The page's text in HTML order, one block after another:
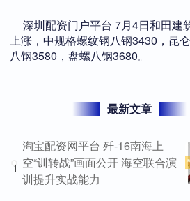
深圳配资门户平台 7月4日和田建
上涨，中规格螺纹钢八钢3430，昆
八钢3580，盘螺八钢3680。
最新文章
1
淘宝配资网平台 歼-16南海上
空“训转战”画面公开 海空联合演
训提升实战能力